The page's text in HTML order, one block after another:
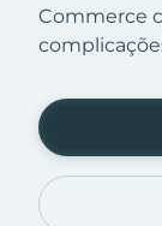
Commerce